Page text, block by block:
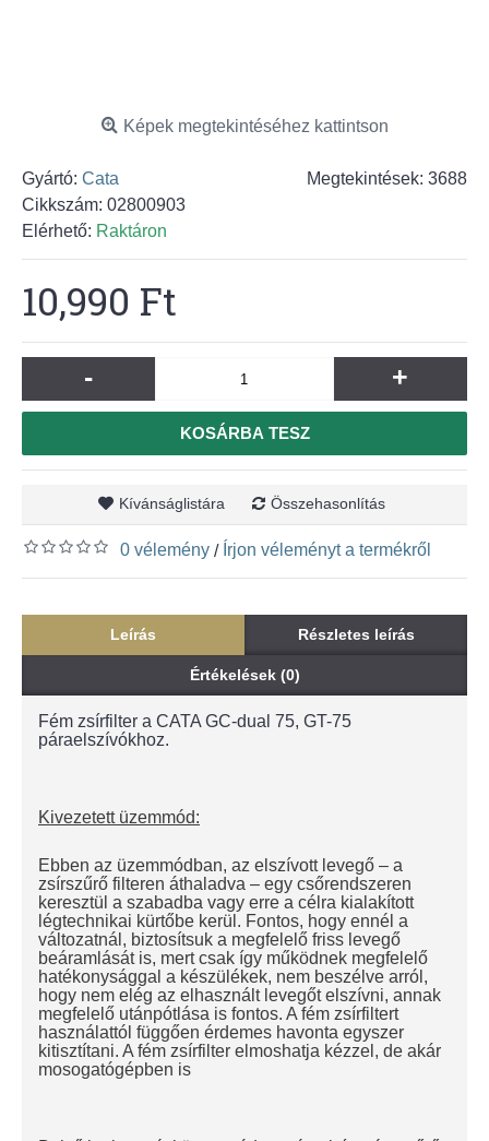
Képek megtekintéséhez kattintson
Megtekintések: 3688
Gyártó: Cata
Cikkszám: 02800903
Elérhető: Raktáron
10,990 Ft
- +
KOSÁRBA TESZ
Kívánságlistára Összehasonlítás
0 vélemény / Írjon véleményt a termékről
Leírás Részletes leírás
Értékelések (0)
Fém zsírfilter a CATA GC-dual 75, GT-75
páraelszívókhoz.
Kivezetett üzemmód:
Ebben az üzemmódban, az elszívott levegő – a
zsírszűrő filteren áthaladva – egy csőrendszeren
keresztül a szabadba vagy erre a célra kialakított
légtechnikai kürtőbe kerül. Fontos, hogy ennél a
változatnál, biztosítsuk a megfelelő friss levegő
beáramlását is, mert csak így működnek megfelelő
hatékonysággal a készülékek, nem beszélve arról,
hogy nem elég az elhasznált levegőt elszívni, annak
megfelelő utánpótlása is fontos. A fém zsírfiltert
használattól függően érdemes havonta egyszer
kitisztítani. A fém zsírfilter elmoshatja kézzel, de akár
mosogatógépben is